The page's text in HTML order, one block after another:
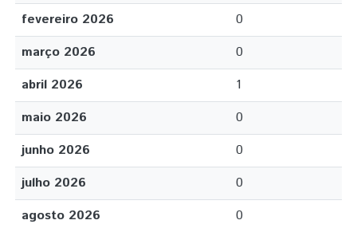
fevereiro 2026
0
março 2026
0
abril 2026
1
maio 2026
0
junho 2026
0
julho 2026
0
agosto 2026
0